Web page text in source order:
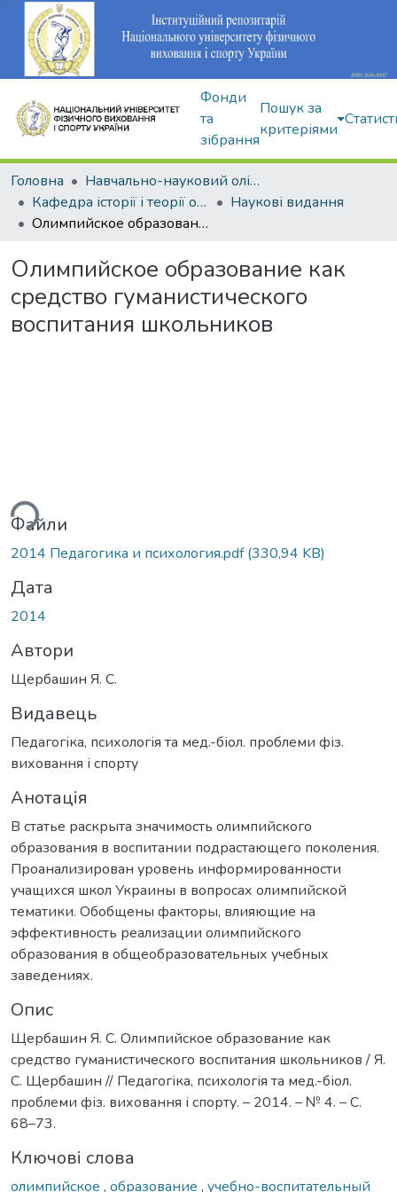
Фонди
та
зібрання
Пошук за
критеріями
Головна
Навчально-науковий олімпійський інститут
Кафедра історії і теорії олімпійського спорту
Наукові видання
Олимпийское образование как средство гуманистического воспитания школьников
Олимпийское образование как
средство гуманистического
воспитания школьников
Файли
2014 Педагогика и психология.pdf(330,94 KB)
Дата
2014
Автори
Щербашин Я. С.
Видавець
Педагогіка, психологія та мед.-біол. проблеми фіз.
виховання і спорту
Анотація
В статье раскрыта значимость олимпийского
образования в воспитании подрастающего поколения.
Проанализирован уровень информированности
учащихся школ Украины в вопросах олимпийской
тематики. Обобщены факторы, влияющие на
эффективность реализации олимпийского
образования в общеобразовательных учебных
заведениях.
Опис
Щербашин Я. С. Олимпийское образование как
средство гуманистического воспитания школьников / Я.
С. Щербашин // Педагогіка, психологія та мед.-біол.
проблеми фіз. виховання і спорту. – 2014. – № 4. – С.
68–73.
Ключові слова
олимпийское , образование , учебно-воспитательный